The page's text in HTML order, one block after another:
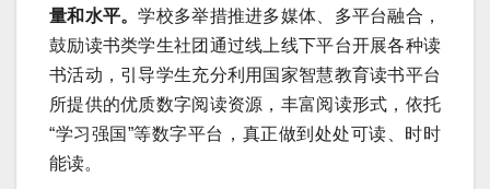
量和水平。学校多举措推进多媒体、多平台融合，
鼓励读书类学生社团通过线上线下平台开展各种读
书活动，引导学生充分利用国家智慧教育读书平台
所提供的优质数字阅读资源，丰富阅读形式，依托
“学习强国”等数字平台，真正做到处处可读、时时
能读。